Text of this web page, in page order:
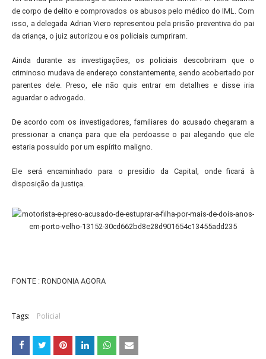
de corpo de delito e comprovados os abusos pelo médico do IML. Com
isso, a delegada Adrian Viero representou pela prisão preventiva do pai
da criança, o juiz autorizou e os policiais cumpriram.
Ainda durante as investigações, os policiais descobriram que o
criminoso mudava de endereço constantemente, sendo acobertado por
parentes dele. Preso, ele não quis entrar em detalhes e disse iria
aguardar o advogado.
De acordo com os investigadores, familiares do acusado chegaram a
pressionar a criança para que ela perdoasse o pai alegando que ele
estaria possuído por um espírito maligno.
Ele será encaminhado para o presídio da Capital, onde ficará à
disposição da justiça.
FONTE : RONDONIA AGORA
Tags: Policial